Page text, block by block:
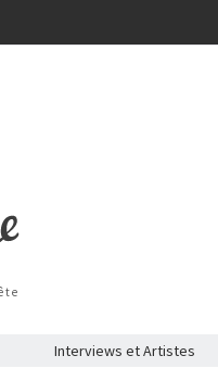
Interviews et Artistes